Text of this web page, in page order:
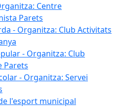
Centre
Parets
- Organitza: Club Activitats
- Organitza: Club
Parets
- Organitza: Servei
l'esport municipal